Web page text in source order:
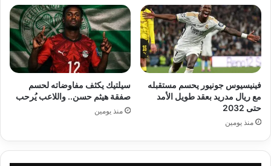
فينيسيوس جونيور يحسم مستقبله
مع ريال مدريد بعقد طويل الأمد
حتى 2032
منذ يومين
سيلتيك يكثف مفاوضاته لحسم
صفقة هيثم حسن.. واللاعب يُرحب
منذ يومين